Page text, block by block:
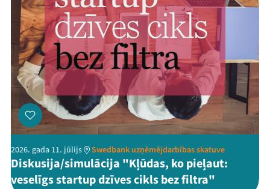
2026. gada 11. jūlijs Swedbank uzņēmējdarbības skatuve
Diskusija/simulācija "Kļūdas, ko pieļaut:
veselīgs startup dzīves cikls bez filtra"